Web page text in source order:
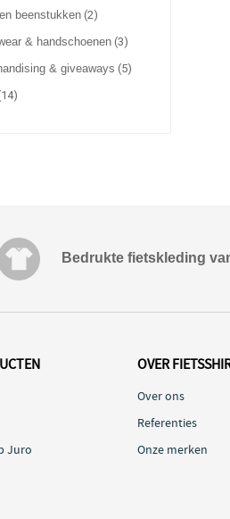
beenstukken (2)
& handschoenen (3)
& giveaways (5)
Bedrukte fietskleding
Juro
OVER
Over ons
Referenties
Onze merken